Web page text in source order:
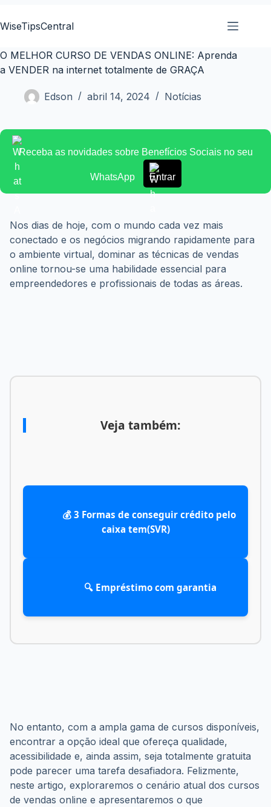
para
conteúdo
WiseTipsCentral
O MELHOR CURSO DE VENDAS ONLINE: Aprenda
a VENDER na internet totalmente de GRAÇA
Edson abril 14, 2024 Notícias
Receba as novidades sobre Benefícios Sociais no seu
WhatsApp Entrar
Nos dias de hoje, com o mundo cada vez mais
conectado e os negócios migrando rapidamente para
o ambiente virtual, dominar as técnicas de vendas
online tornou-se uma habilidade essencial para
empreendedores e profissionais de todas as áreas.
Veja também:
caixa tem(SVR)
No entanto, com a ampla gama de cursos disponíveis,
encontrar a opção ideal que ofereça qualidade,
acessibilidade e, ainda assim, seja totalmente gratuita
pode parecer uma tarefa desafiadora. Felizmente,
neste artigo, exploraremos o cenário atual dos cursos
de vendas online e apresentaremos o que